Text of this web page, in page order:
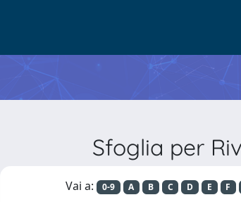
Sfoglia per
Vai a: 0-9 A B C D E F